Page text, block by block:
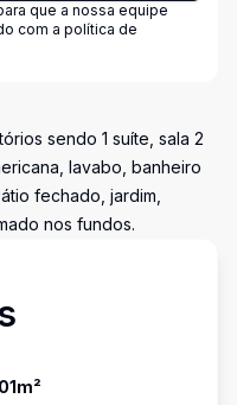
que a nossa equipe
com a política de
sendo 1 suíte, sala 2
lavabo, banheiro
fechado, jardim,
nos fundos.
m²